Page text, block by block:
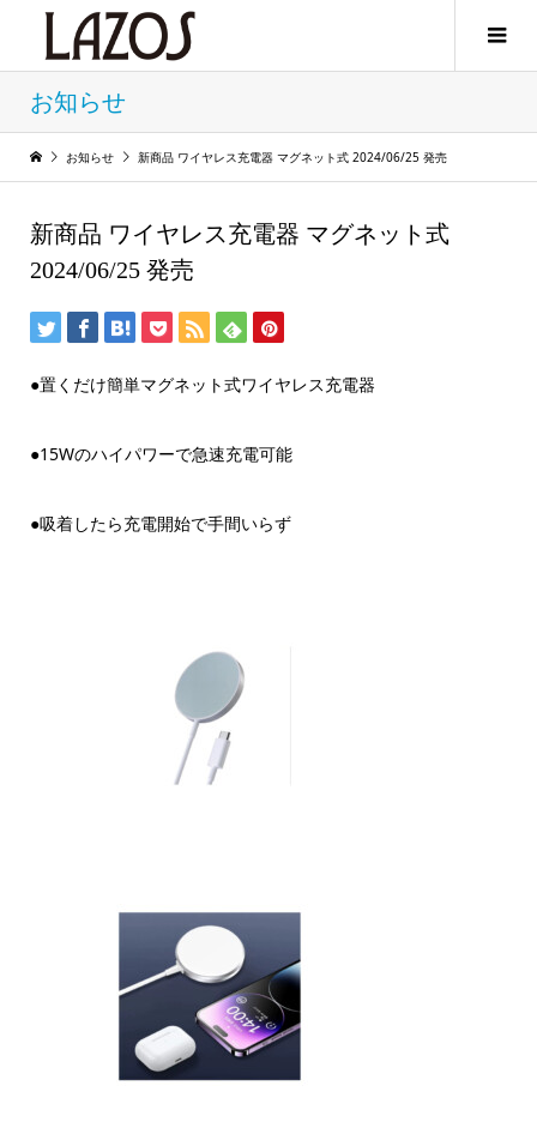
お知らせ
お知らせ 新商品 ワイヤレス充電器 マグネット式 2024/06/25 発売
新商品 ワイヤレス充電器 マグネット式
2024/06/25 発売
●置くだけ簡単マグネット式ワイヤレス充電器
●15Wのハイパワーで急速充電可能
●吸着したら充電開始で手間いらず